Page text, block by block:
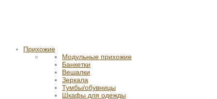
Прихожие
Модульные прихожие
Банкетки
Вешалки
Зеркала
Тумбы/обувницы
Шкафы для одежды